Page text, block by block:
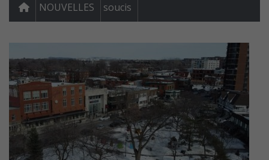
NOUVELLES soucis